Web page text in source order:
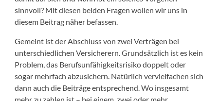
sinnvoll? Mit diesen beiden Fragen wollen wir uns in
diesem Beitrag näher befassen.
Gemeint ist der Abschluss von zwei Verträgen bei
unterschiedlichen Versicherern. Grundsätzlich ist es kein
Problem, das Berufsunfähigkeitsrisiko doppelt oder
sogar mehrfach abzusichern. Natürlich vervielfachen sich
dann auch die Beiträge entsprechend. Wo insgesamt